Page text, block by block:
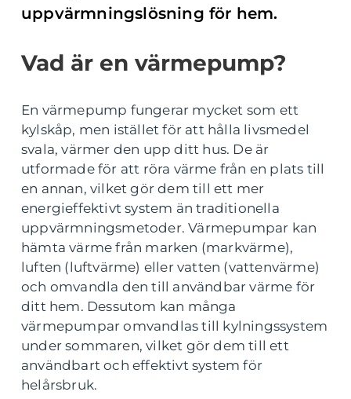
uppvärmningslösning för hem.
Vad är en värmepump?
En värmepump fungerar mycket som ett
kylskåp, men istället för att hålla livsmedel
svala, värmer den upp ditt hus. De är
utformade för att röra värme från en plats till
en annan, vilket gör dem till ett mer
energieffektivt system än traditionella
uppvärmningsmetoder. Värmepumpar kan
hämta värme från marken (markvärme),
luften (luftvärme) eller vatten (vattenvärme)
och omvandla den till användbar värme för
ditt hem. Dessutom kan många
värmepumpar omvandlas till kylningssystem
under sommaren, vilket gör dem till ett
användbart och effektivt system för
helårsbruk.